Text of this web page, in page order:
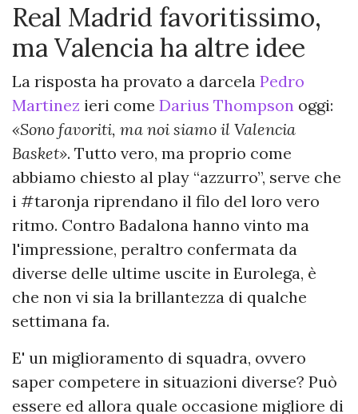
Real Madrid favoritissimo,
ma Valencia ha altre idee
La risposta ha provato a darcela Pedro
Martinez ieri come Darius Thompson oggi:
«Sono favoriti, ma noi siamo il Valencia
Basket». Tutto vero, ma proprio come
abbiamo chiesto al play “azzurro”, serve che
i #taronja riprendano il filo del loro vero
ritmo. Contro Badalona hanno vinto ma
l'impressione, peraltro confermata da
diverse delle ultime uscite in Eurolega, è
che non vi sia la brillantezza di qualche
settimana fa.
E' un miglioramento di squadra, ovvero
saper competere in situazioni diverse? Può
essere ed allora quale occasione migliore di